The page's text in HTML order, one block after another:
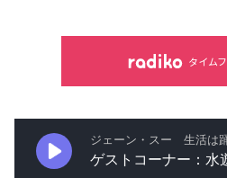
タイム